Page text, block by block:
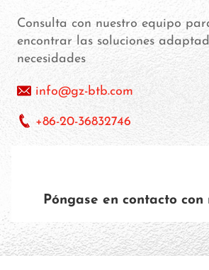
Consulta con nuestro equipo
encontrar las soluciones
necesidades
info@gz-btb.com
+86-20-36832746
Póngase en contacto con